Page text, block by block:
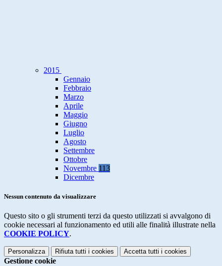
2015
Gennaio
Febbraio
Marzo
Aprile
Maggio
Giugno
Luglio
Agosto
Settembre
Ottobre
Novembre 113
Dicembre
Nessun contenuto da visualizzare
Questo sito o gli strumenti terzi da questo utilizzati si avvalgono di
cookie necessari al funzionamento ed utili alle finalità illustrate nella
COOKIE POLICY.
Personalizza Rifiuta tutti i cookies Accetta tutti i cookies
Gestione cookie